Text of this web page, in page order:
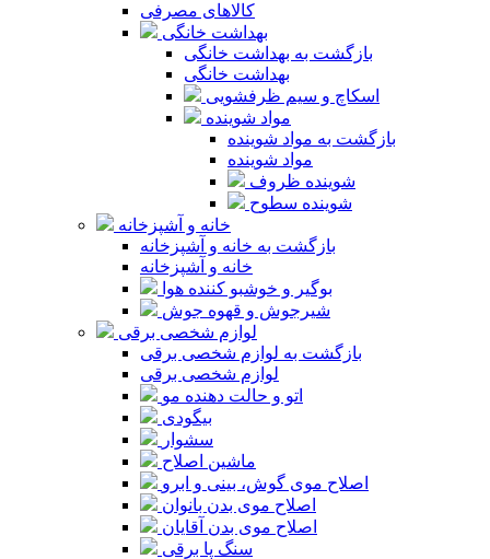
کالاهای مصرفی
بهداشت خانگی
بازگشت به بهداشت خانگی
بهداشت خانگی
اسکاچ و سیم ظرفشویی
مواد شوینده
بازگشت به مواد شوینده
مواد شوینده
شوینده ظروف
شوینده سطوح
خانه و آشپزخانه
بازگشت به خانه و آشپزخانه
خانه و آشپزخانه
بوگیر و خوشبو کننده هوا
شیرجوش و قهوه جوش
لوازم شخصی برقی
بازگشت به لوازم شخصی برقی
لوازم شخصی برقی
اتو و حالت دهنده مو
بیگودی
سشوار
ماشین اصلاح
اصلاح موی گوش، بینی و ابرو
اصلاح موی بدن بانوان
اصلاح موی بدن آقایان
سنگ پا برقی